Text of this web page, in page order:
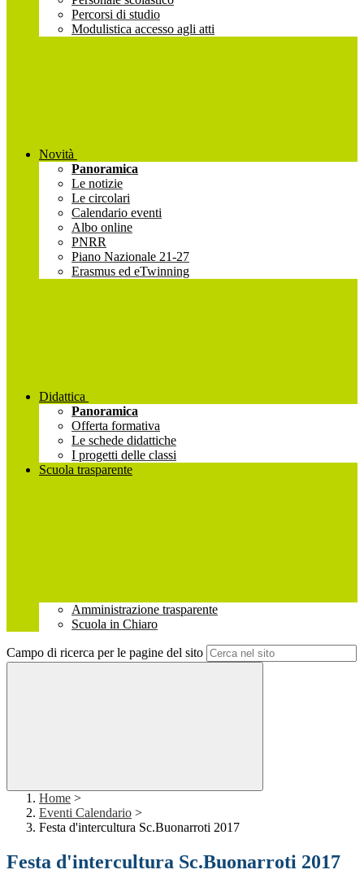
Percorsi di studio
Modulistica accesso agli atti
Novità
Panoramica
Le notizie
Le circolari
Calendario eventi
Albo online
PNRR
Piano Nazionale 21-27
Erasmus ed eTwinning
Didattica
Panoramica
Offerta formativa
Le schede didattiche
I progetti delle classi
Scuola trasparente
Amministrazione trasparente
Scuola in Chiaro
Campo di ricerca per le pagine del sito
Home >
Eventi Calendario >
Festa d'intercultura Sc.Buonarroti 2017
Festa d'intercultura Sc.Buonarroti 2017